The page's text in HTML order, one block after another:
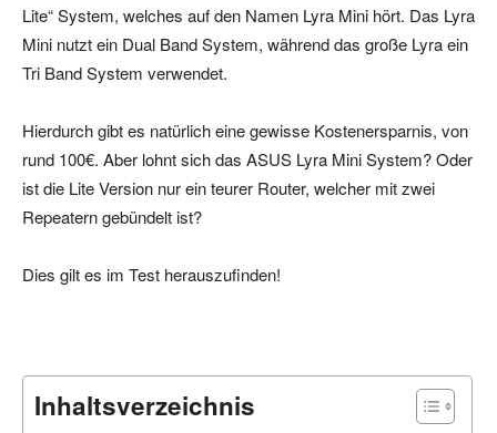
Lite“ System, welches auf den Namen Lyra Mini hört. Das Lyra
Mini nutzt ein Dual Band System, während das große Lyra ein
Tri Band System verwendet.
Hierdurch gibt es natürlich eine gewisse Kostenersparnis, von
rund 100€. Aber lohnt sich das ASUS Lyra Mini System? Oder
ist die Lite Version nur ein teurer Router, welcher mit zwei
Repeatern gebündelt ist?
Dies gilt es im Test herauszufinden!
Inhaltsverzeichnis